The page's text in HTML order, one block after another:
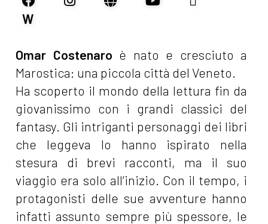
W
Omar Costenaro è nato e cresciuto a
Marostica: una piccola città del Veneto.
Ha scoperto il mondo della lettura fin da
giovanissimo con i grandi classici del
fantasy. Gli intriganti personaggi dei libri
che leggeva lo hanno ispirato nella
stesura di brevi racconti, ma il suo
viaggio era solo all’inizio. Con il tempo, i
protagonisti delle sue avventure hanno
infatti assunto sempre più spessore, le